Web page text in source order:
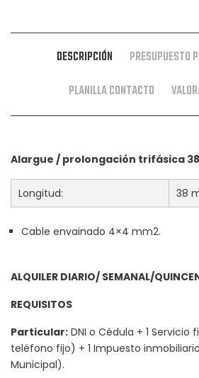
DESCRIPCIÓN
PRESUPUESTO
PLANILLA CONTACTO
Alargue / prolongación trifásica
Longitud: 38
Cable envainado 4×4 mm2.
ALQUILER DIARIO/ SEMANAL/
REQUISITOS
Particular: DNI o Cédula + 1 Servicio
teléfono fijo) + 1 Impuesto
Municipal).